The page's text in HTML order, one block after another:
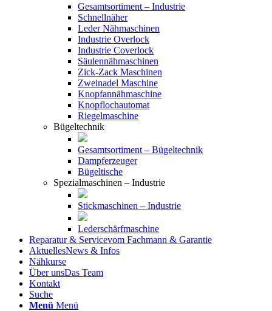
Gesamtsortiment – Industrie
Schnellnäher
Leder Nähmaschinen
Industrie Overlock
Industrie Coverlock
Säulennähmaschinen
Zick-Zack Maschinen
Zweinadel Maschine
Knopfannähmaschine
Knopflochautomat
Riegelmaschine
Bügeltechnik
Gesamtsortiment – Bügeltechnik
Dampferzeuger
Bügeltische
Spezialmaschinen – Industrie
Stickmaschinen – Industrie
Lederschärfmaschine
Reparatur & Servicevom Fachmann & Garantie
AktuellesNews & Infos
Nähkurse
Über unsDas Team
Kontakt
Suche
Menü Menü